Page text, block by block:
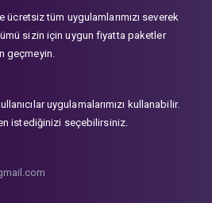
tüm uygulamlarımızı severek
sizin için uygun fiyatta paketler
geçmeyin.
uygulamalarımızı kullanabilir.
istediğinizi seçebilirsiniz.